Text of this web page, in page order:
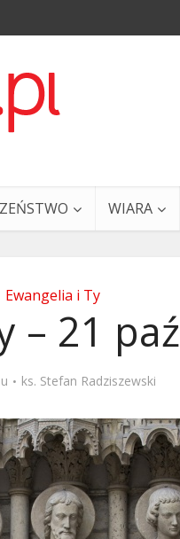
WIARA
Ewangelia i Ty
– 21
ks. Stefan Radziszewski
i Ty – 29 grudnia